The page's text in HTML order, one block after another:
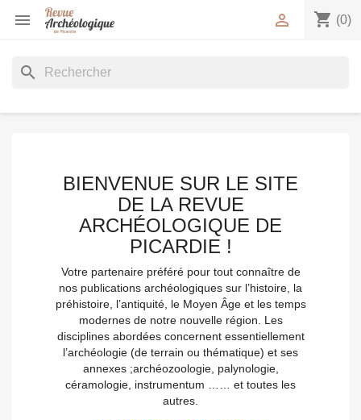
 shopping_cart (0)

search
BIENVENUE SUR LE SITE
DE LA REVUE
ARCHÉOLOGIQUE DE
PICARDIE !
Votre partenaire préféré pour tout connaître de
nos publications archéologiques sur l’histoire, la
préhistoire, l’antiquité, le Moyen Âge et les temps
modernes de notre nouvelle région. Les
disciplines abordées concernent essentiellement
l’archéologie (de terrain ou thématique) et ses
annexes ;archéozoologie, palynologie,
céramologie, instrumentum …… et toutes les
autres.